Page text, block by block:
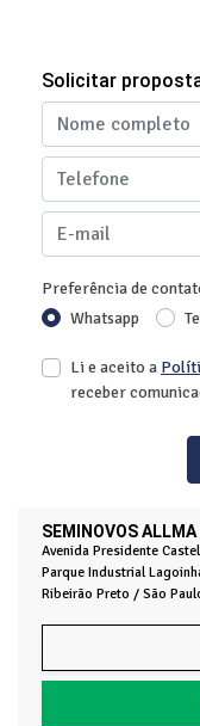
SEMINOVOS
Avenida Presidente
Parque Industrial
Ribeirão Preto / São
Solicitar
Preferência de
Whatsapp
Li e aceito a
receber